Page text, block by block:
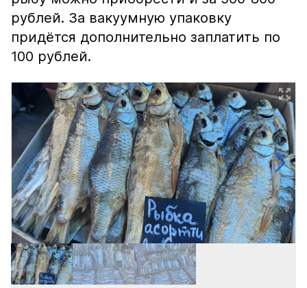
рублей. За вакуумную упаковку
придётся дополнительно заплатить по
100 рублей.